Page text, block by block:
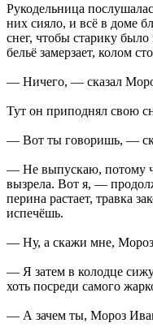
Рукодельница
них сияло, и всё в доме
снег, чтобы старику
бельё замерзает, колом
— Ничего, — сказал
Тут он приподнял свою
— Вот ты говоришь, —
— Не выпускаю, потому
вызрела. Вот я, —
перина растает, травка
испечёшь.
— Ну, а скажи мне, Мороз
— Я затем в колодце
хоть посреди самого
— А зачем ты, Мороз